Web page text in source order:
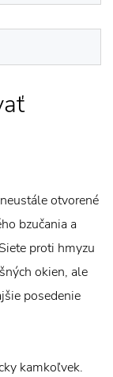
otvorené
bzučania a
proti hmyzu
okien, ale
posedenie
kamkoľvek.